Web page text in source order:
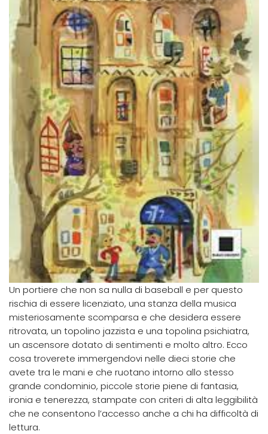
Un portiere che non sa nulla di baseball e per questo
rischia di essere licenziato, una stanza della musica
misteriosamente scomparsa e che desidera essere
ritrovata, un topolino jazzista e una topolina psichiatra,
un ascensore dotato di sentimenti e molto altro. Ecco
cosa troverete immergendovi nelle dieci storie che
avete tra le mani e che ruotano intorno allo stesso
grande condominio, piccole storie piene di fantasia,
ironia e tenerezza, stampate con criteri di alta leggibilità
che ne consentono l’accesso anche a chi ha difficoltà di
lettura.